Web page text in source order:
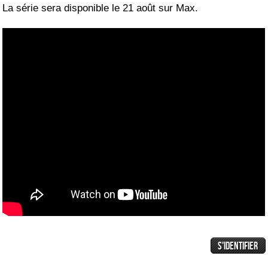
La série sera disponible le 21 août sur Max.